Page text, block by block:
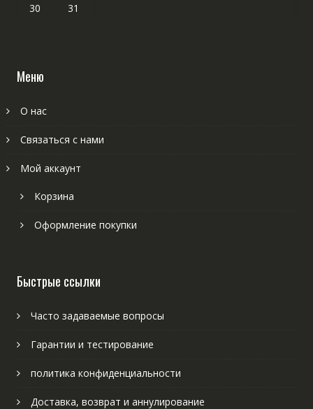
30
31
Меню
О нас
Связаться с нами
Мой аккаунт
Корзина
Оформление покупки
Быстрые ссылки
Часто задаваемые вопросы
Гарантии и тестирование
политика конфиденциальности
Доставка, возврат и аннулирование